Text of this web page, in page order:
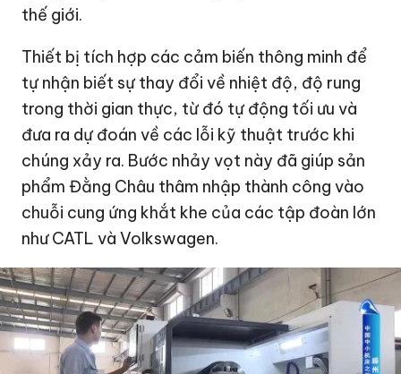
thế giới.
Thiết bị tích hợp các cảm biến thông minh để
tự nhận biết sự thay đổi về nhiệt độ, độ rung
trong thời gian thực, từ đó tự động tối ưu và
đưa ra dự đoán về các lỗi kỹ thuật trước khi
chúng xảy ra. Bước nhảy vọt này đã giúp sản
phẩm Đằng Châu thâm nhập thành công vào
chuỗi cung ứng khắt khe của các tập đoàn lớn
như CATL và Volkswagen.